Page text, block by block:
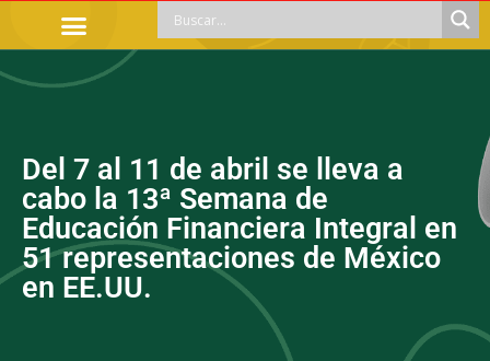
Del 7 al 11 de abril se lleva a
cabo la 13ª Semana de
Educación Financiera Integral en
51 representaciones de México
en EE.UU.